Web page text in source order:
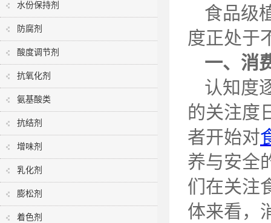
水份保持剂
防腐剂
酸度调节剂
抗氧化剂
氨基酸类
抗结剂
增味剂
乳化剂
膨松剂
着色剂
食品级
度正处于
一、消
认知度
的关注度
者开始对
养与安全
们在关注
体来看，